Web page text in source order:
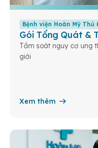
Bệnh viện Hoàn Mỹ Thủ
Gói Tổng Quát &
Tầm soát nguy cơ ung
giới
Xem thêm